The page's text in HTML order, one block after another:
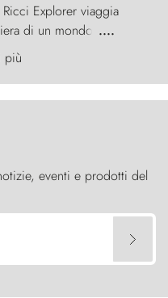
Explorer viaggia
di un mondo
la natura con
del Paine sfidano il
di pietra.
....
più
eventi e prodotti del